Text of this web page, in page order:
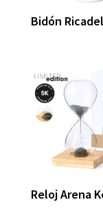
Bidón Ricadel
Reloj Arena